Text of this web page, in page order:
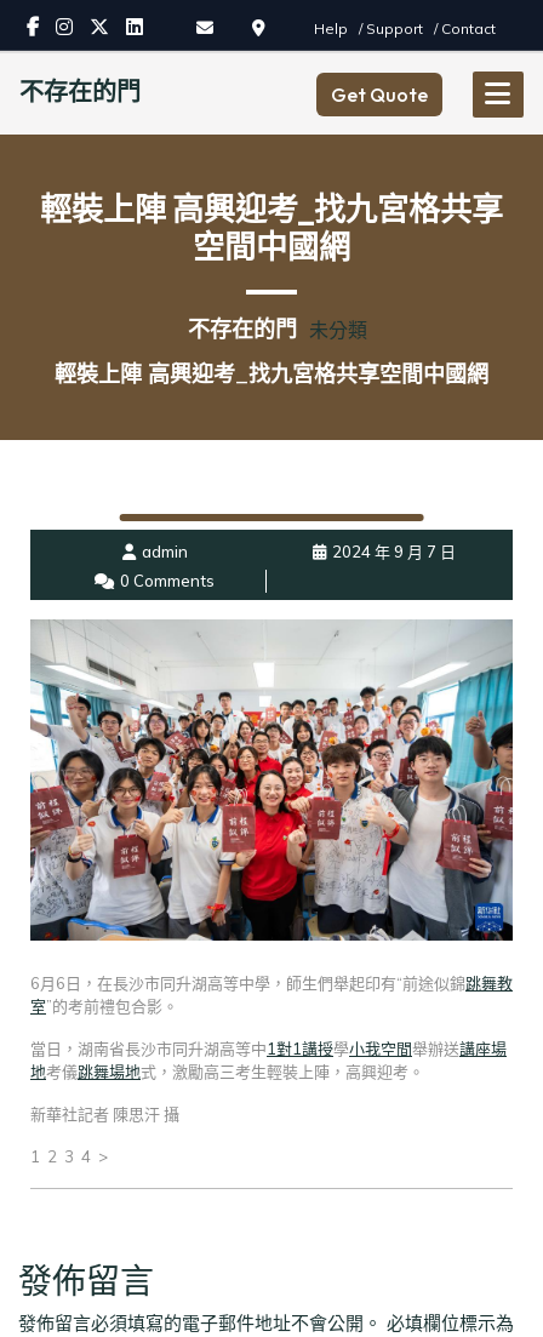
Skip
content
Help / Support / Contact
不存在的門 Get Quote
輕裝上陣 高興迎考_找九宮格共享
空間中國網
不存在的門 未分類
輕裝上陣 高興迎考_找九宮格共享空間中國網
admin
2024 年 9 月 7 日
0 Comments
6月6日，在長沙市同升湖高等中學，師生們舉起印有“前途似錦跳舞教
室”的考前禮包合影。
當日，湖南省長沙市同升湖高等中1對1講授學小我空間舉辦送講座場
地考儀跳舞場地式，激勵高三考生輕裝上陣，高興迎考。
新華社記者 陳思汗 攝
1 2 3 4 >
發佈留言
發佈留言必須填寫的電子郵件地址不會公開。 必填欄位標示為